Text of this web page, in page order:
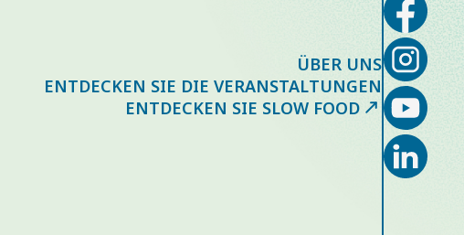
ÜBER UNS
ENTDECKEN SIE DIE VERANSTALTUNGEN
ENTDECKEN SIE SLOW FOOD